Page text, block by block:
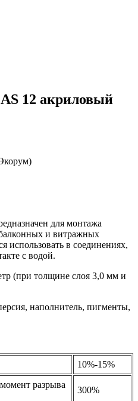
12 акриловый
для монтажа
и витражных
использовать в соединениях,
с водой.
(при толщине слоя 3,0 мм и
наполнитель, пигменты,
10%-15%
разрыва
300%